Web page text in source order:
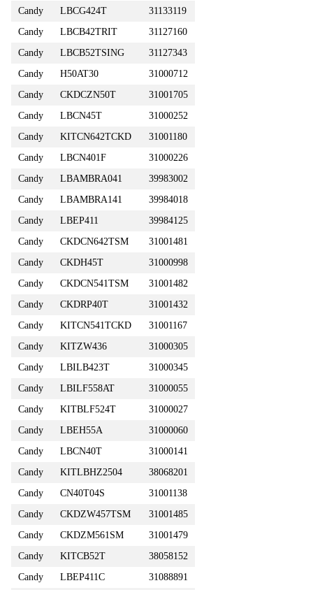
Candy
LBCG424T
31133119
Candy
LBCB42TRIT
31127160
Candy
LBCB52TSING
31127343
Candy
H50AT30
31000712
Candy
CKDCZN50T
31001705
Candy
LBCN45T
31000252
Candy
KITCN642TCKD
31001180
Candy
LBCN401F
31000226
Candy
LBAMBRA041
39983002
Candy
LBAMBRA141
39984018
Candy
LBEP411
39984125
Candy
CKDCN642TSM
31001481
Candy
CKDH45T
31000998
Candy
CKDCN541TSM
31001482
Candy
CKDRP40T
31001432
Candy
KITCN541TCKD
31001167
Candy
KITZW436
31000305
Candy
LBILB423T
31000345
Candy
LBILF558AT
31000055
Candy
KITBLF524T
31000027
Candy
LBEH55A
31000060
Candy
LBCN40T
31000141
Candy
KITLBHZ2504
38068201
Candy
CN40T04S
31001138
Candy
CKDZW457TSM
31001485
Candy
CKDZM561SM
31001479
Candy
KITCB52T
38058152
Candy
LBEP411C 31088891